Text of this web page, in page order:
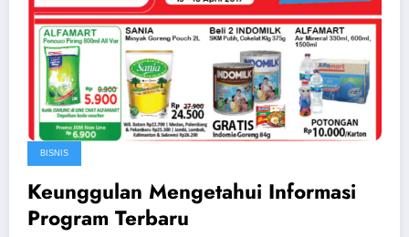
BISNIS
Keunggulan Mengetahui Informasi
Program Terbaru